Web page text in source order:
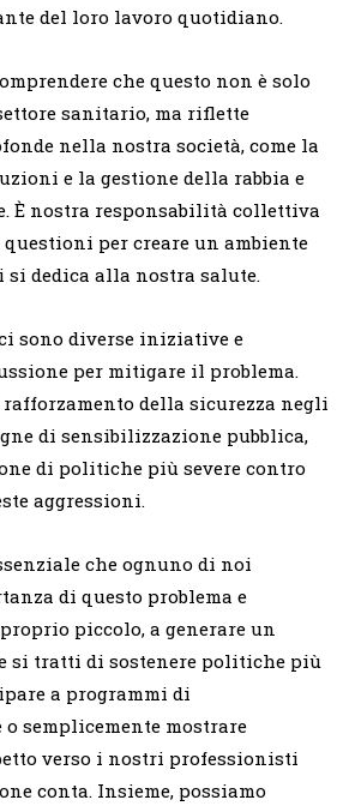
del loro lavoro quotidiano.
che questo non è solo
sanitario, ma riflette
nella nostra società, come la
e la gestione della rabbia e
È nostra responsabilità collettiva
per creare un ambiente
dedica alla nostra salute.
sono diverse iniziative e
per mitigare il problema.
rafforzamento della sicurezza negli
di sensibilizzazione pubblica,
di politiche più severe contro
aggressioni.
che ognuno di noi
di questo problema e
piccolo, a generare un
si tratti di sostenere politiche più
a programmi di
semplicemente mostrare
verso i nostri professionisti
conta. Insieme, possiamo